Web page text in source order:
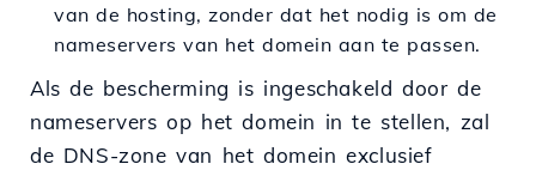
van de hosting, zonder dat het nodig is om de
nameservers van het domein aan te passen.
Als de bescherming is ingeschakeld door de
nameservers op het domein in te stellen, zal
de DNS-zone van het domein exclusief